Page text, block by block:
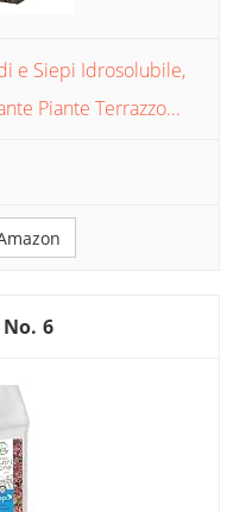
e Siepi Idrosolubile,
Piante Terrazzo...
6